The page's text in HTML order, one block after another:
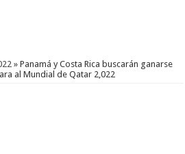
» Panamá y Costa Rica buscarán ganarse
al Mundial de Qatar 2,022